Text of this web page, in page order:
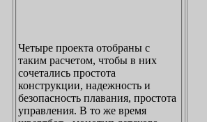
Четыре проекта отобраны с
таким расчетом, чтобы в них
сочетались простота
конструкции, надежность и
безопасность плавания, простота
управления. В то же время